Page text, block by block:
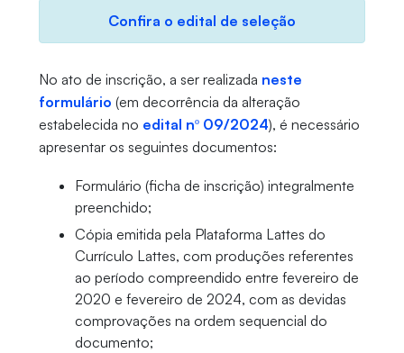
Confira o edital de seleção
No ato de inscrição, a ser realizada neste
formulário (em decorrência da alteração
estabelecida no edital nº 09/2024), é necessário
apresentar os seguintes documentos:
Formulário (ficha de inscrição) integralmente
preenchido;
Cópia emitida pela Plataforma Lattes do
Currículo Lattes, com produções referentes
ao período compreendido entre fevereiro de
2020 e fevereiro de 2024, com as devidas
comprovações na ordem sequencial do
documento;